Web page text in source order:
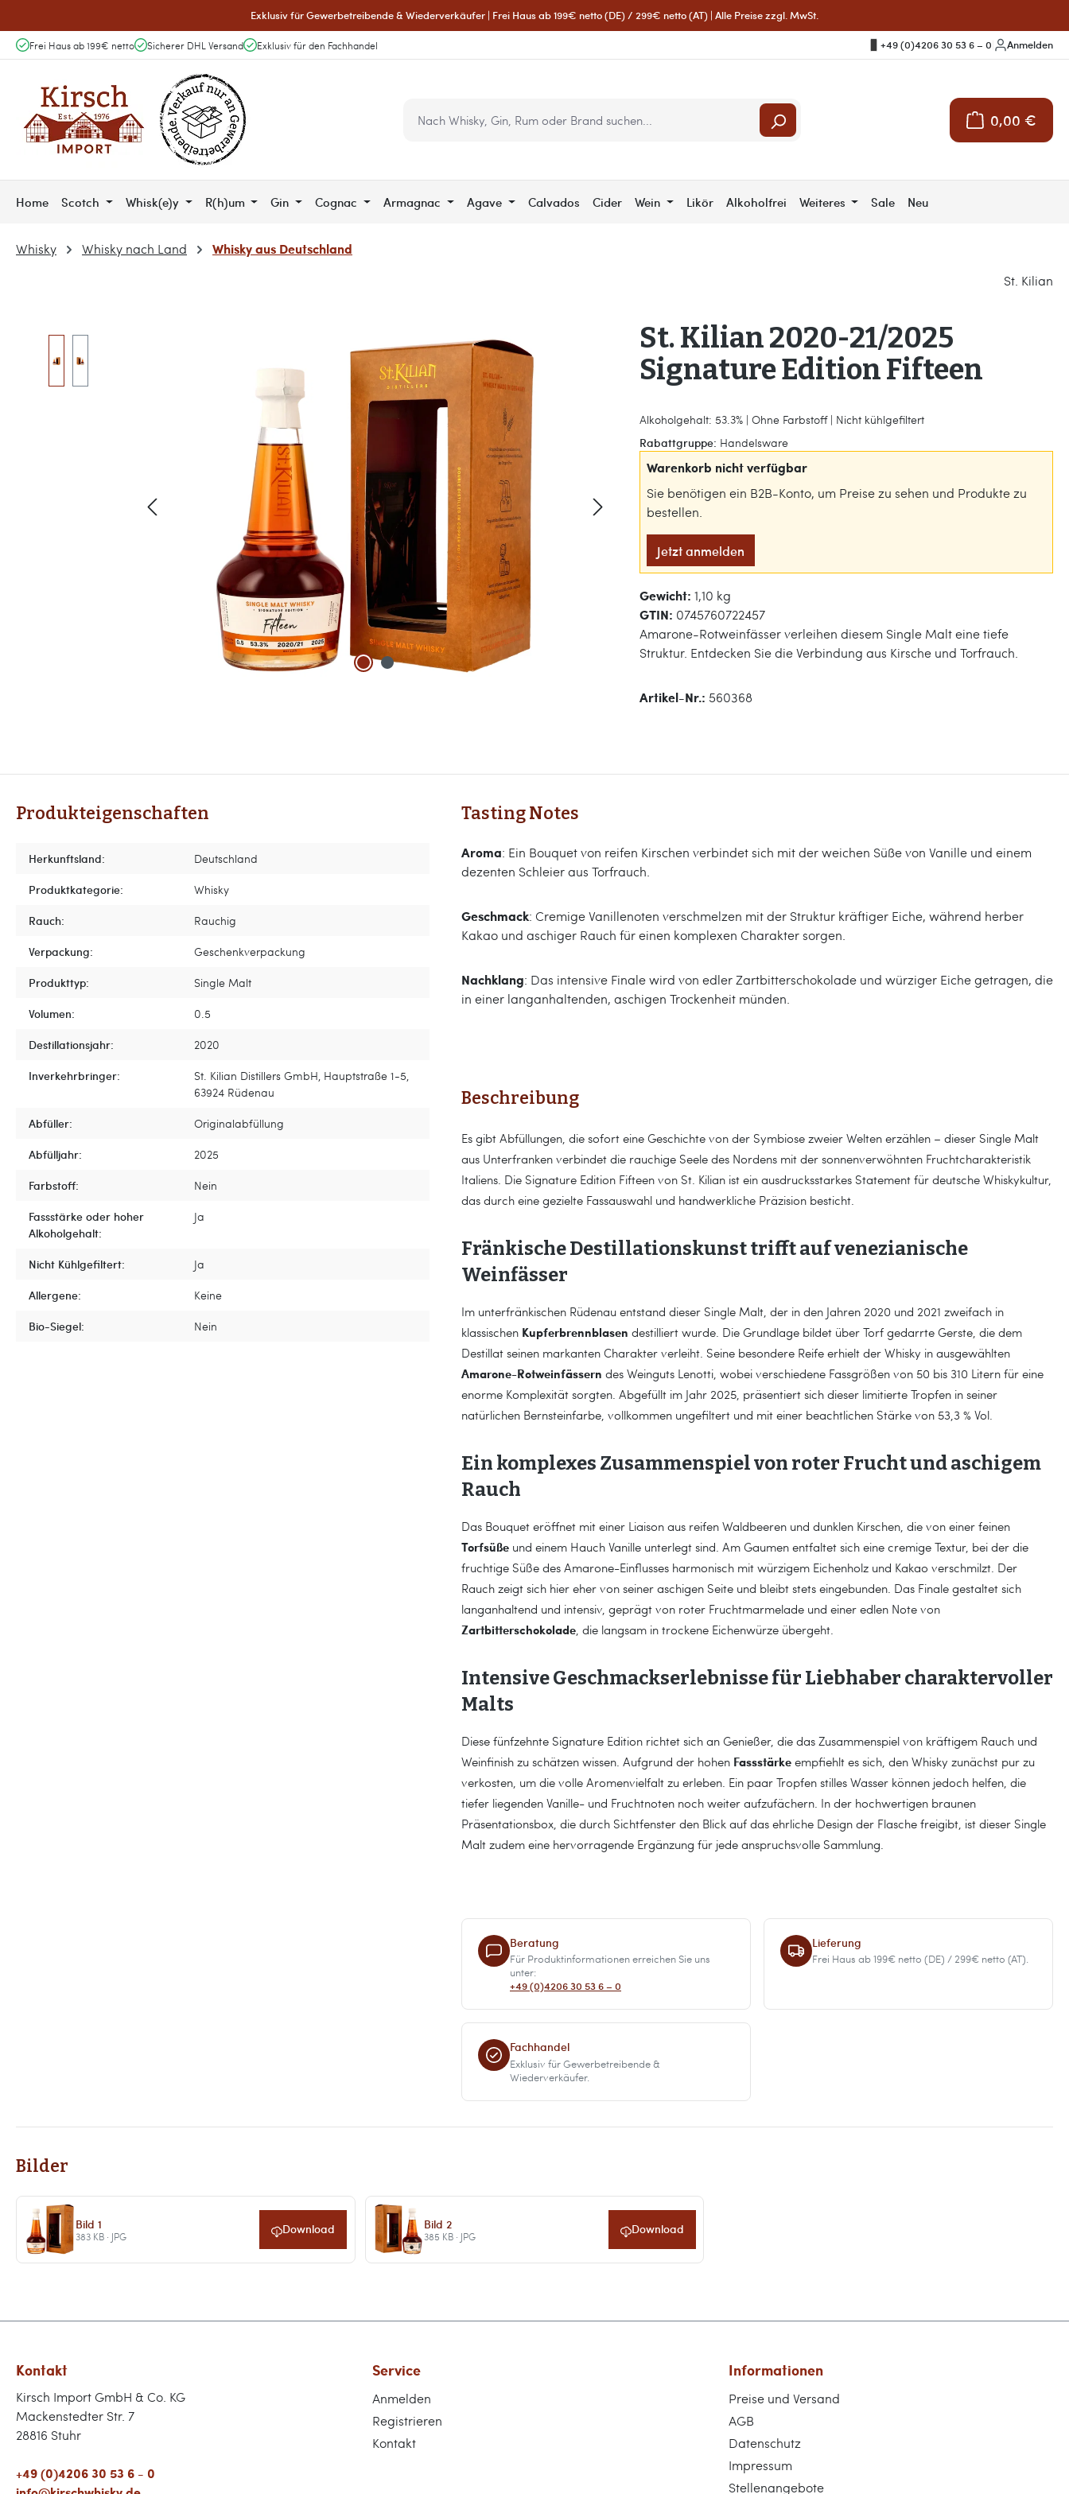
Exklusiv für Gewerbetreibende & Wiederverkäufer | Frei Haus ab 199€ netto (DE) / 299€ netto (AT) | Alle Preise zzgl. MwSt.
Frei Haus ab 199€ netto Sicherer DHL Versand Exklusiv für den Fachhandel +49 (0)4206 30 53 6 – 0 Anmelden
0,00 €
Warenkorb
Home Scotch Whisk(e)y R(h)um Gin Cognac Armagnac Agave Calvados Cider Wein Likör Alkoholfrei Weiteres Sale Neu
Whisky Whisky nach Land Whisky aus Deutschland
St. Kilian
St. Kilian 2020-21/2025
Signature Edition Fifteen
Alkoholgehalt: 53.3% | Ohne Farbstoff | Nicht kühlgefiltert
Rabattgruppe: Handelsware
Warenkorb nicht verfügbar
Sie benötigen ein B2B-Konto, um Preise zu sehen und Produkte zu
bestellen.
Jetzt anmelden
Gewicht: 1,10 kg
GTIN: 0745760722457
Amarone-Rotweinfässer verleihen diesem Single Malt eine tiefe
Struktur. Entdecken Sie die Verbindung aus Kirsche und Torfrauch.
Artikel-Nr.: 560368
Produkteigenschaften
Herkunftsland:
Deutschland
Produktkategorie:
Whisky
Rauch:
Rauchig
Verpackung:
Geschenkverpackung
Produkttyp:
Single Malt
Volumen:
0.5
Destillationsjahr:
2020
Inverkehrbringer:
St. Kilian Distillers GmbH, Hauptstraße 1-5,
63924 Rüdenau
Abfüller:
Originalabfüllung
Abfülljahr:
2025
Farbstoff:
Nein
Fassstärke oder hoher
Alkoholgehalt:
Ja
Nicht Kühlgefiltert:
Ja
Allergene:
Keine
Bio-Siegel:
Nein
Tasting Notes
Aroma: Ein Bouquet von reifen Kirschen verbindet sich mit der weichen Süße von Vanille und einem
dezenten Schleier aus Torfrauch.
Geschmack: Cremige Vanillenoten verschmelzen mit der Struktur kräftiger Eiche, während herber
Kakao und aschiger Rauch für einen komplexen Charakter sorgen.
Nachklang: Das intensive Finale wird von edler Zartbitterschokolade und würziger Eiche getragen, die
in einer langanhaltenden, aschigen Trockenheit münden.
Beschreibung
Es gibt Abfüllungen, die sofort eine Geschichte von der Symbiose zweier Welten erzählen – dieser Single Malt
aus Unterfranken verbindet die rauchige Seele des Nordens mit der sonnenverwöhnten Fruchtcharakteristik
Italiens. Die Signature Edition Fifteen von St. Kilian ist ein ausdrucksstarkes Statement für deutsche Whiskykultur,
das durch eine gezielte Fassauswahl und handwerkliche Präzision besticht.
Fränkische Destillationskunst trifft auf venezianische
Weinfässer
Im unterfränkischen Rüdenau entstand dieser Single Malt, der in den Jahren 2020 und 2021 zweifach in
klassischen Kupferbrennblasen destilliert wurde. Die Grundlage bildet über Torf gedarrte Gerste, die dem
Destillat seinen markanten Charakter verleiht. Seine besondere Reife erhielt der Whisky in ausgewählten
Amarone-Rotweinfässern des Weinguts Lenotti, wobei verschiedene Fassgrößen von 50 bis 310 Litern für eine
enorme Komplexität sorgten. Abgefüllt im Jahr 2025, präsentiert sich dieser limitierte Tropfen in seiner
natürlichen Bernsteinfarbe, vollkommen ungefiltert und mit einer beachtlichen Stärke von 53,3 % Vol.
Ein komplexes Zusammenspiel von roter Frucht und aschigem
Rauch
Das Bouquet eröffnet mit einer Liaison aus reifen Waldbeeren und dunklen Kirschen, die von einer feinen
Torfsüße und einem Hauch Vanille unterlegt sind. Am Gaumen entfaltet sich eine cremige Textur, bei der die
fruchtige Süße des Amarone-Einflusses harmonisch mit würzigem Eichenholz und Kakao verschmilzt. Der
Rauch zeigt sich hier eher von seiner aschigen Seite und bleibt stets eingebunden. Das Finale gestaltet sich
langanhaltend und intensiv, geprägt von roter Fruchtmarmelade und einer edlen Note von
Zartbitterschokolade, die langsam in trockene Eichenwürze übergeht.
Intensive Geschmackserlebnisse für Liebhaber charaktervoller
Malts
Diese fünfzehnte Signature Edition richtet sich an Genießer, die das Zusammenspiel von kräftigem Rauch und
Weinfinish zu schätzen wissen. Aufgrund der hohen Fassstärke empfiehlt es sich, den Whisky zunächst pur zu
verkosten, um die volle Aromenvielfalt zu erleben. Ein paar Tropfen stilles Wasser können jedoch helfen, die
tiefer liegenden Vanille- und Fruchtnoten noch weiter aufzufächern. In der hochwertigen braunen
Präsentationsbox, die durch Sichtfenster den Blick auf das ehrliche Design der Flasche freigibt, ist dieser Single
Malt zudem eine hervorragende Ergänzung für jede anspruchsvolle Sammlung.
Beratung
Für Produktinformationen erreichen Sie uns
unter:
+49 (0)4206 30 53 6 – 0
Lieferung
Frei Haus ab 199€ netto (DE) / 299€ netto (AT).
Fachhandel
Exklusiv für Gewerbetreibende &
Wiederverkäufer.
Bilder
Bild 1
383 KB · JPG Download Bild 2
385 KB · JPG Download
Kontakt
Kirsch Import GmbH & Co. KG
Mackenstedter Str. 7
28816 Stuhr
+49 (0)4206 30 53 6 - 0
Service
Anmelden
Registrieren
Kontakt
Informationen
Preise und Versand
AGB
Datenschutz
Impressum
Stellenangebote